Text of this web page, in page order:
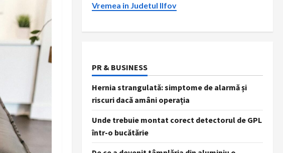
Vremea in Judetul Ilfov
PR & BUSINESS
Hernia strangulată: simptome de alarmă și
riscuri dacă amâni operația
Unde trebuie montat corect detectorul de GPL
într-o bucătărie